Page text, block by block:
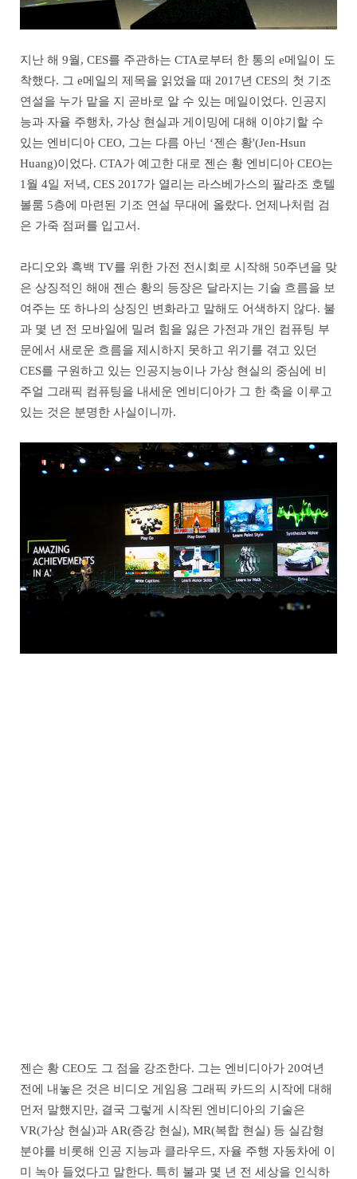
지난 해 9월, CES를 주관하는 CTA로부터 한 통의 e메일이 도
착했다. 그 e메일의 제목을 읽었을 때 2017년 CES의 첫 기조
연설을 누가 맡을 지 곧바로 알 수 있는 메일이었다. 인공지
능과 자율 주행차, 가상 현실과 게이밍에 대해 이야기할 수
있는 엔비디아 CEO, 그는 다름 아닌 ‘젠슨 황'(Jen-Hsun
Huang)이었다. CTA가 예고한 대로 젠슨 황 엔비디아 CEO는
1월 4일 저녁, CES 2017가 열리는 라스베가스의 팔라조 호텔
볼룸 5층에 마련된 기조 연설 무대에 올랐다. 언제나처럼 검
은 가죽 점퍼를 입고서.
라디오와 흑백 TV를 위한 가전 전시회로 시작해 50주년을 맞
은 상징적인 해애 젠슨 황의 등장은 달라지는 기술 흐름을 보
여주는 또 하나의 상징인 변화라고 말해도 어색하지 않다. 불
과 몇 년 전 모바일에 밀려 힘을 잃은 가전과 개인 컴퓨팅 부
문에서 새로운 흐름을 제시하지 못하고 위기를 겪고 있던
CES를 구원하고 있는 인공지능이나 가상 현실의 중심에 비
주얼 그래픽 컴퓨팅을 내세운 엔비디아가 그 한 축을 이루고
있는 것은 분명한 사실이니까.
젠슨 황 CEO도 그 점을 강조한다. 그는 엔비디아가 20여년
전에 내놓은 것은 비디오 게임용 그래픽 카드의 시작에 대해
먼저 말했지만, 결국 그렇게 시작된 엔비디아의 기술은
VR(가상 현실)과 AR(증강 현실), MR(복합 현실) 등 실감형
분야를 비롯해 인공 지능과 클라우드, 자율 주행 자동차에 이
미 녹아 들었다고 말한다. 특히 불과 몇 년 전 세상을 인식하